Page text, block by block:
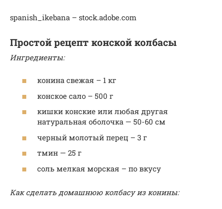
spanish_ikebana – stock.adobe.com
Простой рецепт конской колбасы
Ингредиенты:
конина свежая – 1 кг
конское сало – 500 г
кишки конские или любая другая
натуральная оболочка — 50-60 см
черный молотый перец – 3 г
тмин — 25 г
соль мелкая морская – по вкусу
Как сделать домашнюю колбасу из конины: